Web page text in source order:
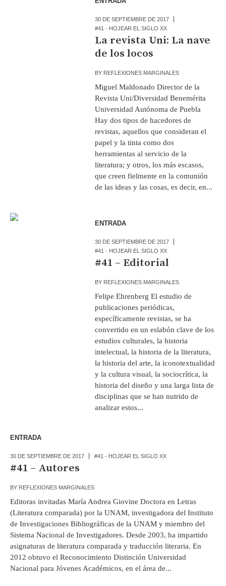
30 DE SEPTIEMBRE DE 2017
#41 - HOJEAR EL SIGLO XX
La revista Uni: La nave
de los locos
BY REFLEXIONES MARGINALES
Miguel Maldonado Director de la
Revista Uni/Diversidad Benemérita
Universidad Autónoma de Puebla
Hay dos tipos de hacedores de
revistas, aquellos que consideran el
papel y la tinta como dos
herramientas al servicio de la
literatura; y otros, los más escasos,
que creen fielmente en la comunión
de las ideas y las cosas, es decir, en...
ENTRADA
30 DE SEPTIEMBRE DE 2017
#41 - HOJEAR EL SIGLO XX
#41 – Editorial
BY REFLEXIONES MARGINALES
Felipe Ehrenberg El estudio de
publicaciones periódicas,
específicamente revistas, se ha
convertido en un eslabón clave de los
estudios culturales, la historia
intelectual, la historia de la literatura,
la historia del arte, la iconotextualidad
y la cultura visual, la sociocrítica, la
historia del diseño y una larga lista de
disciplinas que se han nutrido de
analizar estos...
ENTRADA
30 DE SEPTIEMBRE DE 2017 #41 - HOJEAR EL SIGLO XX
#41 – Autores
BY REFLEXIONES MARGINALES
Editoras invitadas María Andrea Giovine Doctora en Letras
(Literatura comparada) por la UNAM, investigadora del Instituto
de Investigaciones Bibliográficas de la UNAM y miembro del
Sistema Nacional de Investigadores. Desde 2003, ha impartido
asignaturas de literatura comparada y traducción literaria. En
2012 obtuvo el Reconocimiento Distinción Universidad
Nacional para Jóvenes Académicos, en el área de...